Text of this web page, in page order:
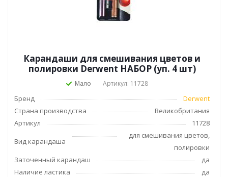
Карандаши для смешивания цветов и
полировки Derwent НАБОР (уп. 4 шт)
Мало Артикул: 11728
Бренд
Derwent
Страна производства
Великобритания
Артикул
11728
Вид карандаша
для смешивания цветов,
полировки
Заточенный карандаш
да
Наличие ластика
да